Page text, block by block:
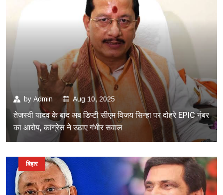
by Admin Aug 10, 2025
तेजस्वी यादव के बाद अब डिप्टी सीएम विजय सिन्हा पर दोहरे EPIC नंबर
का आरोप, कांग्रेस ने उठाए गंभीर सवाल
बिहार